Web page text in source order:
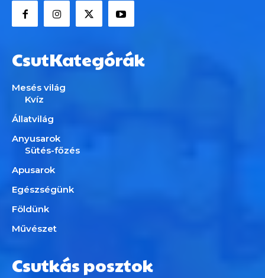
CsutKategórák
Mesés világ
Kvíz
Állatvilág
Anyusarok
Sütés-főzés
Apusarok
Egészségünk
Földünk
Művészet
Csutkás posztok